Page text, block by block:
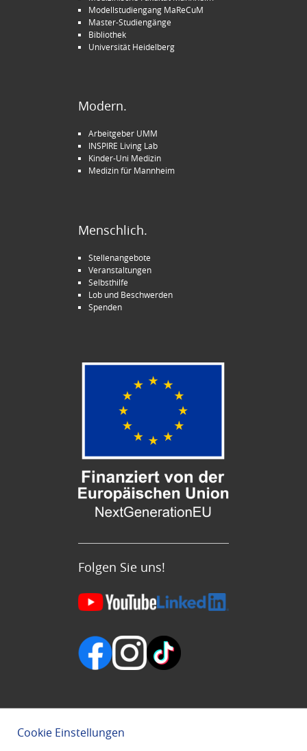
Modellstudiengang MaReCuM
Master-Studiengänge
Bibliothek
Universität Heidelberg
Modern.
Arbeitgeber UMM
INSPIRE Living Lab
Kinder-Uni Medizin
Medizin für Mannheim
Menschlich.
Stellenangebote
Veranstaltungen
Selbsthilfe
Lob und Beschwerden
Spenden
Folgen Sie uns!
Cookie Einstellungen